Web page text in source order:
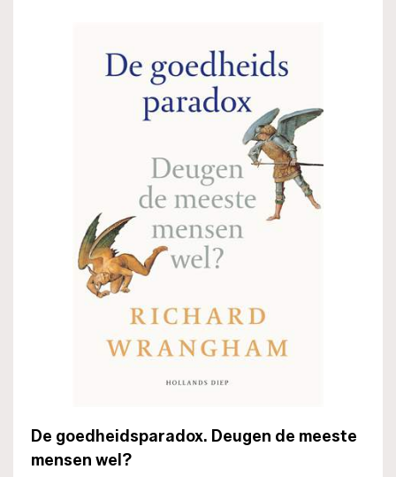
De goedheidsparadox. Deugen de meeste
mensen wel?